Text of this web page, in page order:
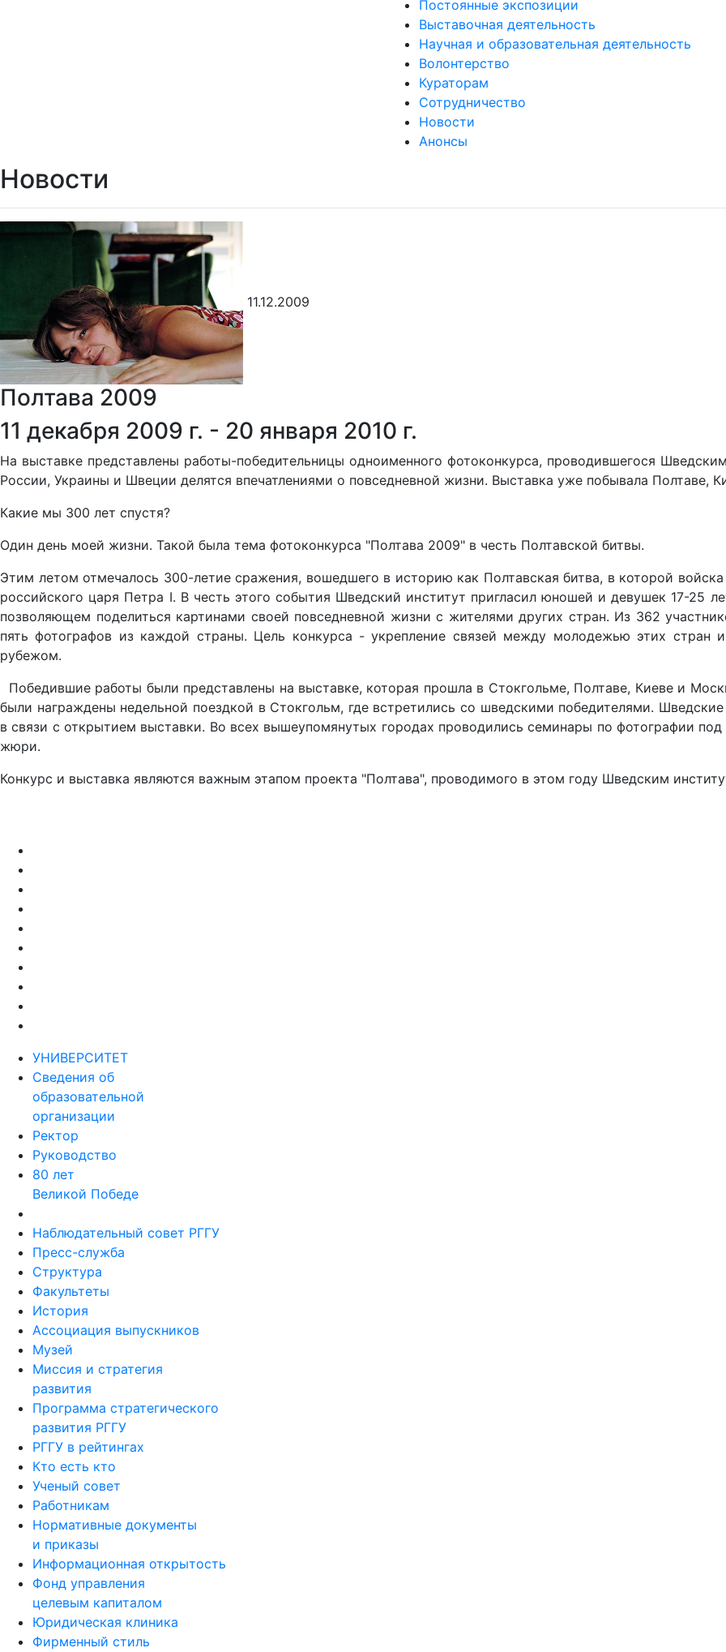
Постоянные экспозиции
Выставочная деятельность
Научная и образовательная деятельность
Волонтерство
Кураторам
Сотрудничество
Новости
Анонсы
Новости
11.12.2009
Полтава 2009
11 декабря 2009 г. - 20 января 2010 г.
На выставке представлены работы-победительницы одноименного фотоконкурса, проводившегося
России, Украины и Швеции делятся впечатлениями о повседневной жизни. Выставка уже побывала Полтаве,
Какие мы 300 лет спустя?
Один день моей жизни. Такой была тема фотоконкурса "Полтава 2009" в честь Полтавской битвы.
Этим летом отмечалось 300-летие сражения, вошедшего в историю как Полтавская битва, в которой
российского царя Петра I. В честь этого события Шведский институт пригласил юношей и девушек 17-25
позволяющем поделиться картинами своей повседневной жизни с жителями других стран. Из 362
пять фотографов из каждой страны. Цель конкурса - укрепление связей между молодежью этих стран
рубежом.
Победившие работы были представлены на выставке, которая прошла в Стокгольме, Полтаве, Киеве и
были награждены недельной поездкой в Стокгольм, где встретились со шведскими победителями.
в связи с открытием выставки. Во всех вышеупомянутых городах проводились семинары по фотографии
жюри.
Конкурс и выставка являются важным этапом проекта "Полтава", проводимого в этом году Шведским
УНИВЕРСИТЕТ
Сведения об
образовательной
организации
Ректор
Руководство
80 лет
Великой Победе
Наблюдательный совет РГГУ
Пресс-служба
Структура
Факультеты
История
Ассоциация выпускников
Музей
Миссия и стратегия
развития
Программа стратегического
развития РГГУ
РГГУ в рейтингах
Кто есть кто
Ученый совет
Работникам
Нормативные документы
и приказы
Информационная открытость
Фонд управления
целевым капиталом
Юридическая клиника
Фирменный стиль